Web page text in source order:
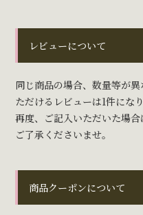
レビューについて
同じ商品の場合、数量等が
ただけるレビューは1件になり
再度、ご記入いただいた場
ご了承くださいませ。
商品クーポンについて